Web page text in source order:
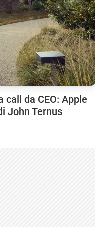
call da CEO: Apple
John Ternus